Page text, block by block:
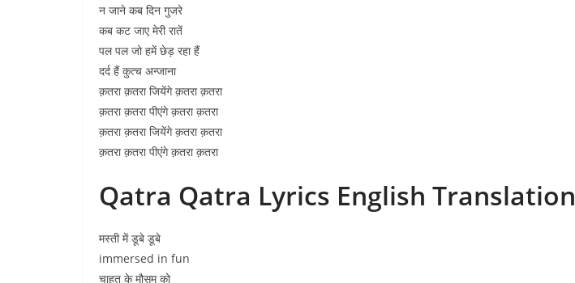
न जाने कब दिन गुजरे
कब कट जाए मेरी रातें
पल पल जो हमें छेड़ रहा हैं
दर्द हैं कुत्च अन्जाना
क़तरा क़तरा जियेंगे क़तरा क़तरा
क़तरा क़तरा पीएंगे क़तरा क़तरा
क़तरा क़तरा जियेंगे क़तरा क़तरा
क़तरा क़तरा पीएंगे क़तरा क़तरा
Qatra Qatra Lyrics English Translation
मस्ती में डूबे डूबे
immersed in fun
चाहत के मौसम को